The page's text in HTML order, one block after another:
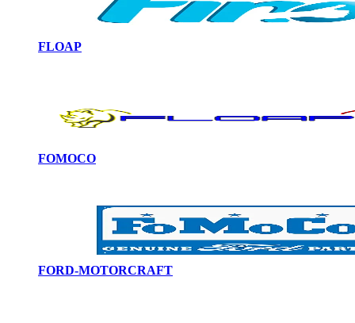
FLOAP
FOMOCO
FORD-MOTORCRAFT